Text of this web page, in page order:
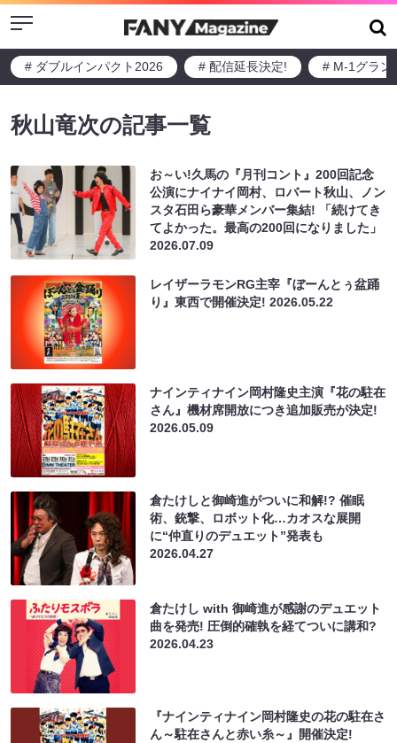
Menu
# ダブルインパクト2026 # 配信延長決定! # M-1グラン
秋山竜次の記事一覧
お～い!久馬の『月刊コント』200回記念
公演にナイナイ岡村、ロバート秋山、ノン
スタ石田ら豪華メンバー集結! 「続けてき
てよかった。最高の200回になりました」
2026.07.09
レイザーラモンRG主宰『ぼーんとぅ盆踊
り』東西で開催決定!2026.05.22
ナインティナイン岡村隆史主演『花の駐在
さん』機材席開放につき追加販売が決定!
2026.05.09
倉たけしと御崎進がついに和解!? 催眠
術、銃撃、ロボット化…カオスな展開
に“仲直りのデュエット”発表も
2026.04.27
倉たけし with 御崎進が感謝のデュエット
曲を発売! 圧倒的確執を経てついに講和?
2026.04.23
『ナインティナイン岡村隆史の花の駐在さ
ん～駐在さんと赤い糸～』開催決定!